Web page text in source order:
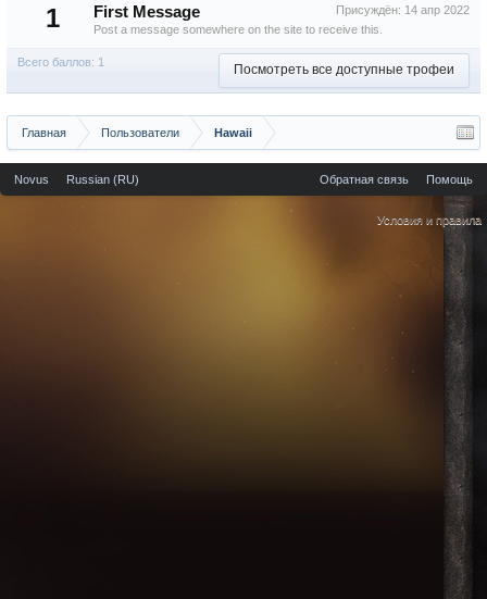
1 Присуждён: 14 апр 2022
First Message
Post a message somewhere on the site to receive this.
Всего баллов: 1 Посмотреть все доступные трофеи
Главная Пользователи Hawaii
Novus Russian (RU) Обратная связь Помощь
Условия и правила